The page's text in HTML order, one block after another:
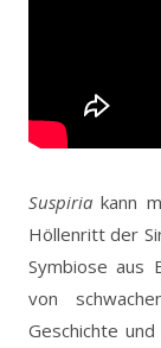
Suspiria kann
Höllenritt der
Symbiose aus
von
Geschichte